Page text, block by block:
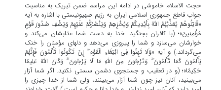
حجت الاسلام خاموشی در ادامه این مراسم ضمن تبریک به مناسبت
جواب قاطع جمهوری اسلامی ایران به رژیم صهیونیستی با اشاره به آیه
«قَاتِلُوهُمْ یُعَذِّبْهُمُ اللَّهُ بِأَیْدِیکُمْ وَیُخْزِهِمْ وَیَنْصُرْکُمْ عَلَیْهِمْ وَیَشْفِ صُدُورَ قَوْمٍ
مُؤْمِنِینَ»؛ (با کافران بجنگید. خدا به دست شما عذابشان می‌کند و
خوارشان می‌سازد و شما را پیروزی می‌دهد و دلهای مؤمنان را خنک
می‌گرداند.) و آیه «وَلَا تَهِنُوا فِی ابْتِغَاءِ الْقَوْمِ ۖ إِنْ تَکُونُوا تَأْلَمُونَ فَإِنَّهُمْ
یَأْلَمُونَ کَمَا تَأْلَمُونَ ۖ وَتَرْجُونَ مِنَ اللَّهِ مَا لَا یَرْجُونَ ۗ وَکَانَ اللَّهُ عَلِیمًا
حَکِیمًا»؛ (و در تعقیب و جستجوی دشمن سستی نکنید. اگر شما آزار
می‌بینید، آنان نیز چون شما آزار می‌بینند، ولی شما از خدا چیزی را